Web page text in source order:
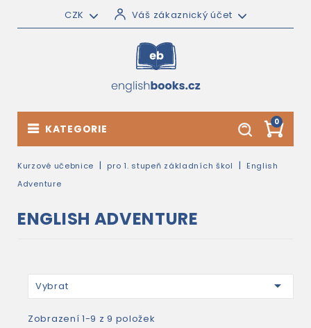
CZK Váš zákaznický účet
0
KATEGORIE
Kurzové učebnice pro 1. stupeň základních škol
English
Adventure
ENGLISH ADVENTURE
Vybrat 
Zobrazení 1-9 z 9 položek